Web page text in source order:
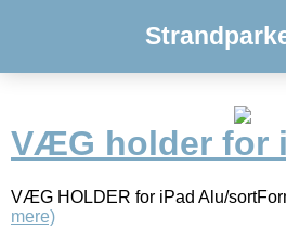
VÆG holder for
VÆG HOLDER for iPad Alu/
mere)